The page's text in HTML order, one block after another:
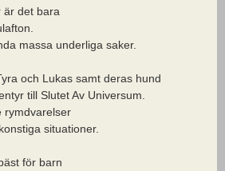
är det bara
massa underliga saker.
och Lukas samt deras hund
till Slutet Av Universum.
rymdvarelser
situationer.
för barn